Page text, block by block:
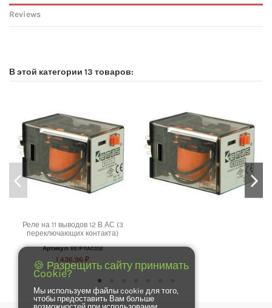
Reviews
В этой категории 13 товаров:
Реле на 11 выводов 12 В АС (3
переключающих контакта)
Артикул: RE1P11AC012
1 436,96 ₽
🍪 Разрещить сайту принимать
Cookie?
Мы используем файлы cookie для того,
чтобы предоставить Вам больше